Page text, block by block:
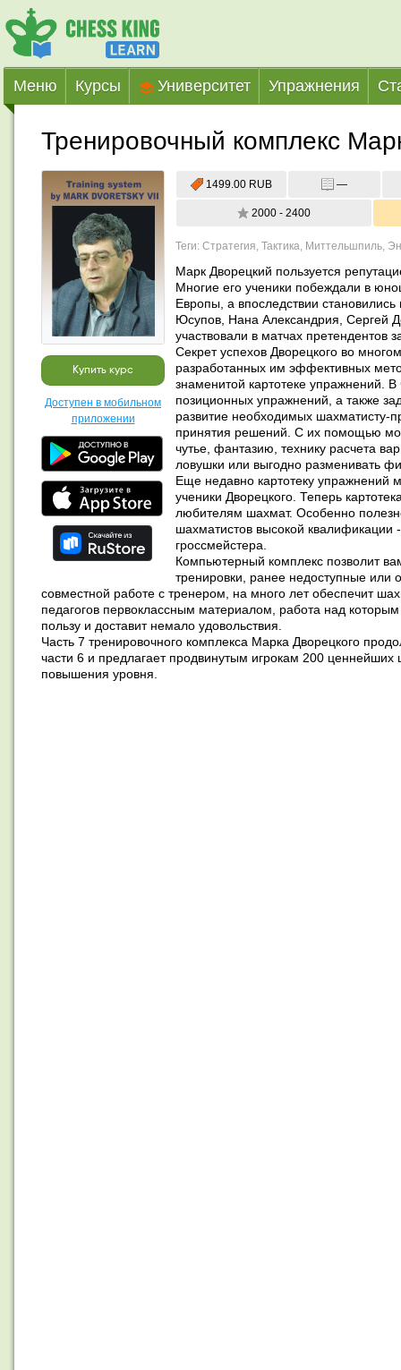
Меню Курсы Университет Упражнения
Тренировочный комплекс
Купить курс
Доступен в мобильном
приложении
1499.00 RUB —
2000 - 2400
Теги: Стратегия, Тактика, Миттельшпиль,
Марк Дворецкий пользуется
Многие его ученики побеждали в
Европы, а впоследствии
Юсупов, Нана Александрия, Сергей
участвовали в матчах претендентов
Секрет успехов Дворецкого во
разработанных им эффективных
знаменитой картотеке упражнений. В
позиционных упражнений, а также
развитие необходимых шахматисту-
принятия решений. С их помощью
чутье, фантазию, технику расчета
ловушки или выгодно разменивать
Еще недавно картотеку упражнений
ученики Дворецкого. Теперь
любителям шахмат. Особенно
шахматистов высокой квалификации
гроссмейстера.
Компьютерный комплекс позволит
тренировки, ранее недоступные
совместной работе с тренером, на много лет обеспечит
педагогов первоклассным материалом, работа над
пользу и доставит немало удовольствия.
Часть 7 тренировочного комплекса Марка Дворецкого
части 6 и предлагает продвинутым игрокам 200
повышения уровня.